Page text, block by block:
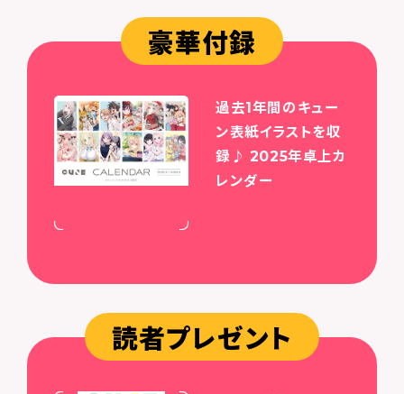
豪華付録
過去1年間のキュー
ン表紙イラストを収
録♪ 2025年卓上カ
レンダー
読者プレゼント